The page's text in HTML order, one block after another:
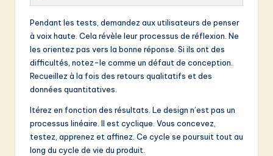
Pendant les tests, demandez aux utilisateurs de penser
à voix haute. Cela révèle leur processus de réflexion. Ne
les orientez pas vers la bonne réponse. Si ils ont des
difficultés, notez-le comme un défaut de conception.
Recueillez à la fois des retours qualitatifs et des
données quantitatives.
Itérez en fonction des résultats. Le design n’est pas un
processus linéaire. Il est cyclique. Vous concevez,
testez, apprenez et affinez. Ce cycle se poursuit tout au
long du cycle de vie du produit.